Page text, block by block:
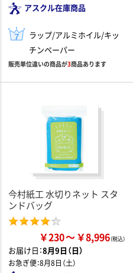
アスクル在庫商品
ラップ/アルミホイル/キッ
チンペーパー
販売単位違いの商品が3商品あります
今村紙工 水切りネット スタ
ンドバッグ
￥230 ￥8,996
お届け日：8月9日（日）
お急ぎ便：8月8日（土）